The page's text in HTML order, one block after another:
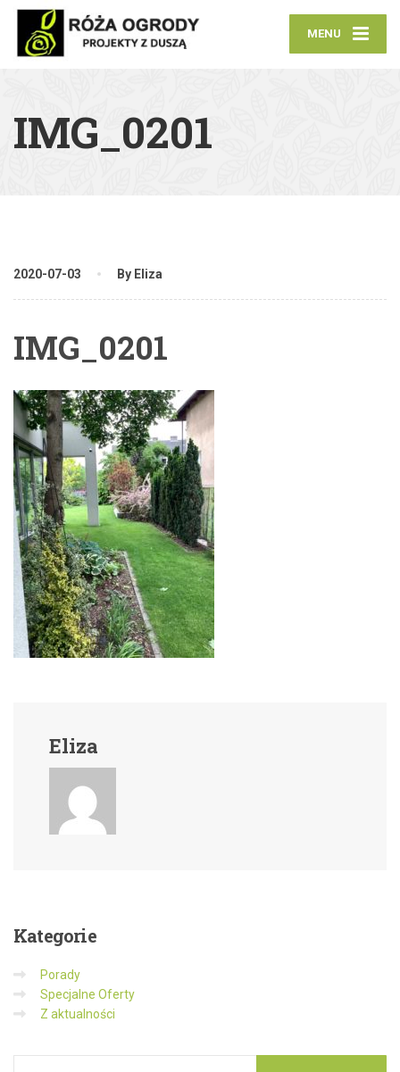
MENU
IMG_0201
2020-07-03 By Eliza
IMG_0201
Eliza
Kategorie
Porady
Specjalne Oferty
Z aktualności